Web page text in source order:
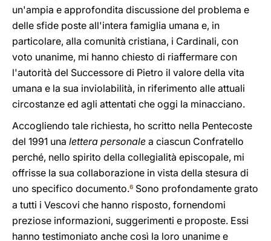
un'ampia e approfondita discussione del problema e
delle sfide poste all'intera famiglia umana e, in
particolare, alla comunità cristiana, i Cardinali, con
voto unanime, mi hanno chiesto di riaffermare con
l'autorità del Successore di Pietro il valore della vita
umana e la sua inviolabilità, in riferimento alle attuali
circostanze ed agli attentati che oggi la minacciano.
Accogliendo tale richiesta, ho scritto nella Pentecoste
del 1991 una lettera personale a ciascun Confratello
perché, nello spirito della collegialità episcopale, mi
offrisse la sua collaborazione in vista della stesura di
uno specifico documento.6 Sono profondamente grato
a tutti i Vescovi che hanno risposto, fornendomi
preziose informazioni, suggerimenti e proposte. Essi
hanno testimoniato anche così la loro unanime e